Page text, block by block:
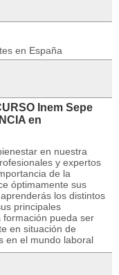
en España
Inem Sepe
en
en nuestra
y expertos
de la
óptimamente sus
los distintos
principales
formación pueda ser
en situación de
en el mundo laboral